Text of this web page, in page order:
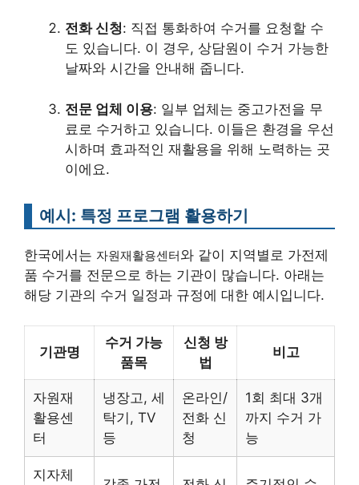
전화 신청: 직접 통화하여 수거를 요청할 수
도 있습니다. 이 경우, 상담원이 수거 가능한
날짜와 시간을 안내해 줍니다.
전문 업체 이용: 일부 업체는 중고가전을 무
료로 수거하고 있습니다. 이들은 환경을 우선
시하며 효과적인 재활용을 위해 노력하는 곳
이에요.
예시: 특정 프로그램 활용하기
한국에서는 자원재활용센터와 같이 지역별로 가전제
품 수거를 전문으로 하는 기관이 많습니다. 아래는
해당 기관의 수거 일정과 규정에 대한 예시입니다.
기관명
수거 가능
품목
신청 방
법
비고
자원재
활용센
터
냉장고, 세
탁기, TV
등
온라인/
전화 신
청
1회 최대 3개
까지 수거 가
능
지자체